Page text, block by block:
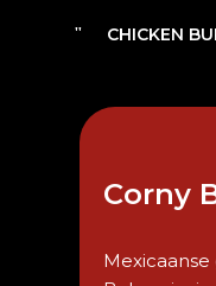
CHICKEN
Corny